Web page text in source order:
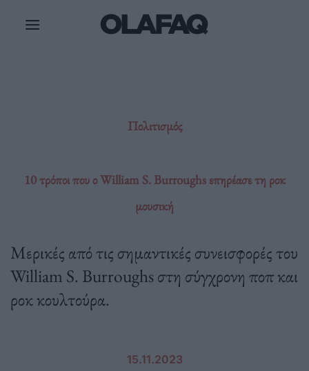
Πολιτισμός
10 τρόποι που ο William S. Burroughs επηρέασε τη ροκ
μουσική
Μερικές από τις σημαντικές συνεισφορές του
William S. Burroughs στη σύγχρονη ποπ και
ροκ κουλτούρα.
15.11.2023